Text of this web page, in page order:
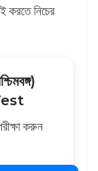
করতে নিচের
করুন